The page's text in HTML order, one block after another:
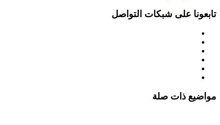
تابعونا على شبكات التواصل
مواضيع ذات صلة